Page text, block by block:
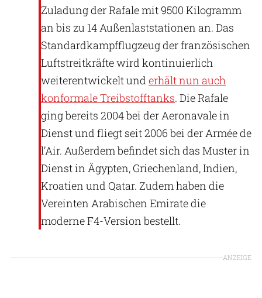
Zuladung der Rafale mit 9500 Kilogramm
an bis zu 14 Außenlaststationen an. Das
Standardkampfflugzeug der französischen
Luftstreitkräfte wird kontinuierlich
weiterentwickelt und erhält nun auch
konformale Treibstofftanks. Die Rafale
ging bereits 2004 bei der Aeronavale in
Dienst und fliegt seit 2006 bei der Armée de
l’Air. Außerdem befindet sich das Muster in
Dienst in Ägypten, Griechenland, Indien,
Kroatien und Qatar. Zudem haben die
Vereinten Arabischen Emirate die
moderne F4-Version bestellt.
ANZEIGE